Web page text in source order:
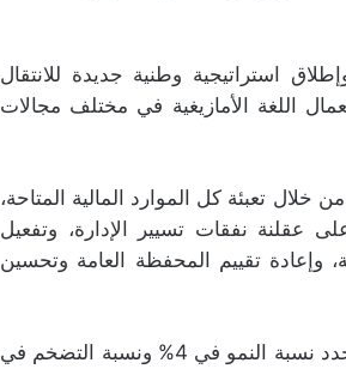
استراتيجية وطنية جديدة للانتقال
اللغة الأمازيغية في مختلف مجالات
تعبئة كل الموارد المالية المتاحة،
عقلنة نفقات تسيير الإدارة، وتفعيل
وإعادة تقييم المحفظة العامة وتحسين
وقد أشارت السيدة الوزيرة إلى أن هذا المشروع يرتكز على فرضيات تحدد نسبة النمو في 4% ونسبة التضخم في